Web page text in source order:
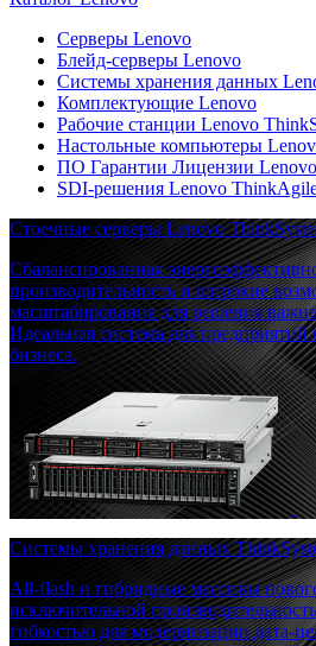
Серверы Lenovo
Блейд-серверы Lenovo
Системы хранения данных
Комплектующие Lenovo
Рабочие станции Lenovo
Настольные компьютеры
ПО Гарантии Лицензии Lenovo
SDI-решения Lenovo
Стоечные серверы Lenovo
Сбалансированная
производительность и широкие
масштабирования для решения
Идеальная система для предприятий
бизнеса.
Системы хранения данных
All-flash и гибридные массивы
исключительной
гибкостью для модернизации дата-